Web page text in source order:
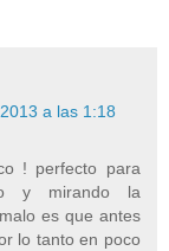
a las 1:18
! perfecto para
y mirando la
es que antes
lo tanto en poco